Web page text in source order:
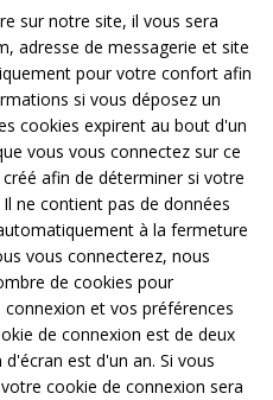
sur notre site, il vous sera
adresse de messagerie et site
pour votre confort afin
si vous déposez un
cookies expirent au bout d'un
vous vous connectez sur ce
afin de déterminer si votre
ne contient pas de données
à la fermeture
vous connecterez, nous
de cookies pour
et vos préférences
de connexion est de deux
est d'un an. Si vous
cookie de connexion sera